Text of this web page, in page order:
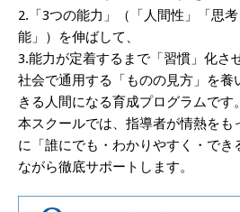
2.「3つの能力」（「人間性」「思
能」）を伸ばして、
3.能力が定着するまで「習慣」化さ
社会で通用する「ものの見方」を養
きる人間になる育成プログラムです。
本スクールでは、指導者が情熱をも
に「誰にでも・わかりやすく・でき
ながら徹底サポートします。